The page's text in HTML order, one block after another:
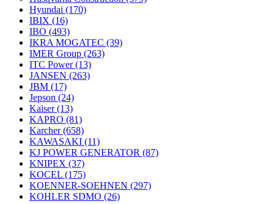
Hyundai (170)
IBIX (16)
IBO (493)
IKRA MOGATEC (39)
IMER Group (263)
ITC Power(13)
JANSEN (263)
JBM (17)
Jepson (24)
Kaiser(13)
KAPRO (81)
Karcher(658)
KAWASAKI (11)
KJ POWER GENERATOR (87)
KNIPEX (37)
KOCEL (175)
KOENNER-SOEHNEN (297)
KOHLER SDMO (26)